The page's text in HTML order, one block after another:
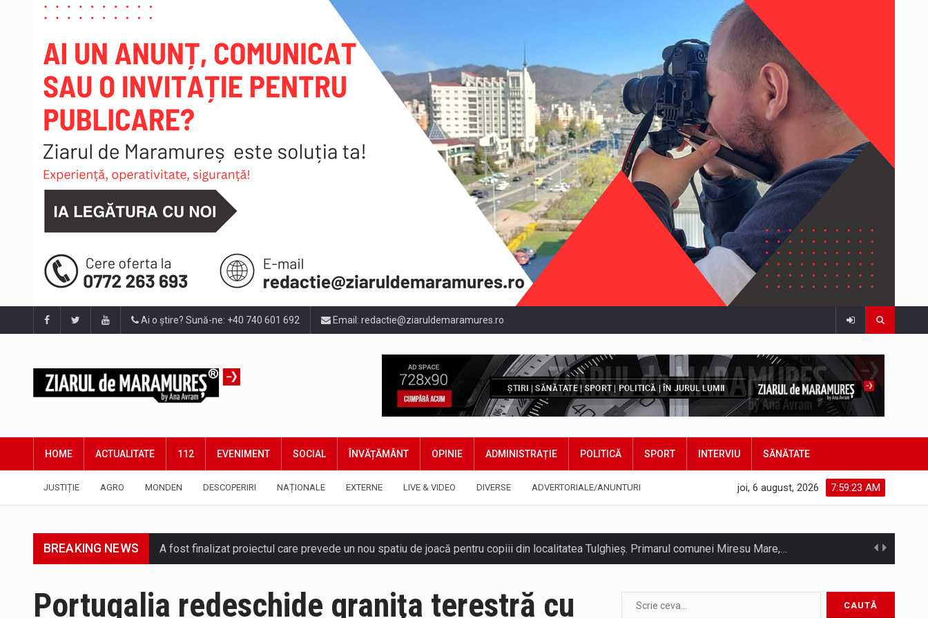
Ai o știre? Sună-ne: +40 740 601 692 Email: redactie@ziaruldemaramures.ro
HOME ACTUALITATE 112 EVENIMENT SOCIAL ÎNVĂȚĂMÂNT OPINIE ADMINISTRAȚIE POLITICĂ SPORT INTERVIU SĂNĂTATE
JUSTIȚIE AGRO MONDEN DESCOPERIRI NAȚIONALE EXTERNE LIVE & VIDEO DIVERSE ADVERTORIALE/ANUNTURI 7:59:25 AM
joi, 6 august, 2026
BREAKING NEWS A fost finalizat proiectul care prevede un nou spatiu de joacă pentru copiii din localitatea Tulghieș. Primarul comunei Miresu Mare,…
Portugalia redeschide graniţa terestră cu